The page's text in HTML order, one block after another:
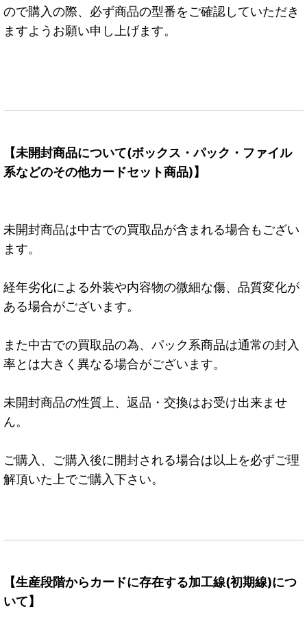
ので購入の際、必ず商品の型番をご確認していただき
ますようお願い申し上げます。
【未開封商品について(ボックス・パック・ファイル
系などのその他カードセット商品)】
未開封商品は中古での買取品が含まれる場合もござい
ます。
経年劣化による外装や内容物の微細な傷、品質変化が
ある場合がございます。
また中古での買取品の為、パック系商品は通常の封入
率とは大きく異なる場合がございます。
未開封商品の性質上、返品・交換はお受け出来ませ
ん。
ご購入、ご購入後に開封される場合は以上を必ずご理
解頂いた上でご購入下さい。
【生産段階からカードに存在する加工線(初期線)につ
いて】